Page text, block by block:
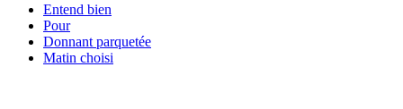
Entend bien
Pour
Donnant parquetée
Matin choisi